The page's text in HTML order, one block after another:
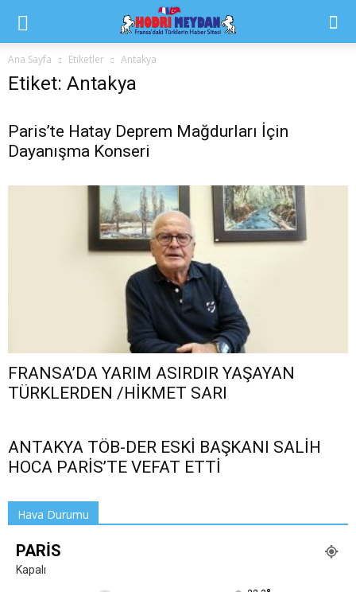
Ana Sayfa Etiketler Antakya
Etiket: Antakya
Paris’te Hatay Deprem Mağdurları İçin
Dayanışma Konseri
FRANSA’DA YARIM ASIRDIR YAŞAYAN
TÜRKLERDEN /HİKMET SARI
ANTAKYA TÖB-DER ESKİ BAŞKANI SALİH
HOCA PARİS’TE VEFAT ETTİ
Hava Durumu
PARIS
Kapalı